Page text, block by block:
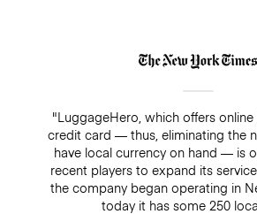
"LuggageHero, which offers
credit card — thus, eliminating the
have local currency on hand — is
recent players to expand its
the company began operating in
today it has some 250